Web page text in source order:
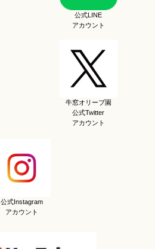
公式LINE
アカウント
牛窓オリーブ園
公式Twitter
アカウント
公式Instagram
アカウント